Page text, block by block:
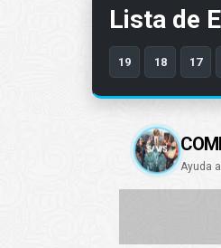
Lista de
19 18 17
Ayuda